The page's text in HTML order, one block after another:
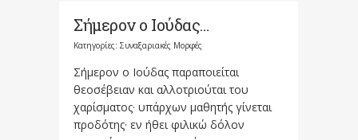
Σήμερον ο Ιούδας…
Κατηγορίες: Συναξαριακές Μορφές
Σήμερον ο Ιούδας παραποιείται
θεοσέβειαν και αλλοτριούται του
χαρίσματος· υπάρχων μαθητής γίνεται
προδότης· εν ήθει φιλικώ δόλον